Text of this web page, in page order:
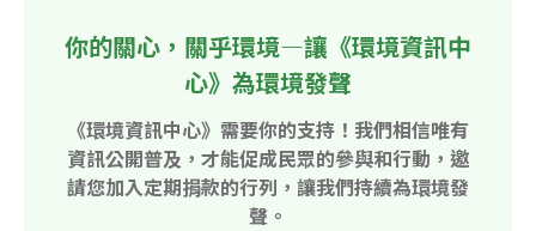
你的關心，關乎環境—讓《環境資訊中
心》為環境發聲
《環境資訊中心》需要你的支持！我們相信唯有
資訊公開普及，才能促成民眾的參與和行動，邀
請您加入定期捐款的行列，讓我們持續為環境發
聲。